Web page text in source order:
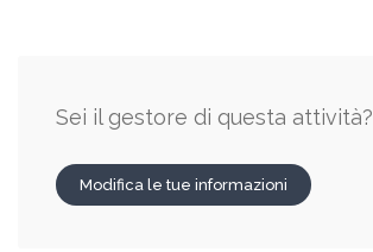
Sei il gestore di questa attività?
Modifica le tue informazioni